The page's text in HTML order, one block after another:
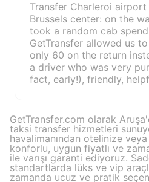
Transfer Charleroi airport
Brussels center: on the
took a random cab
GetTransfer allowed us
only 60 on the return
a driver who was very
fact, early!), friendly,
the driver. Based on our
I recommend him without
doubt!
GetTransfer.com olarak
taksi transfer hizmetleri
havalimanından otelinize
konforlu, uygun fiyatlı ve
ile varışı garanti ediyoruz.
standartlarda lüks ve vip
zamanda ucuz ve pratik